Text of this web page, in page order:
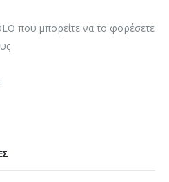
που μπορείτε να το φορέσετε